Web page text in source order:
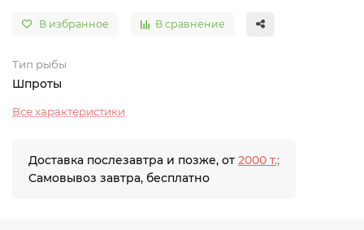
В избранное В сравнение
Тип рыбы
Шпроты
Все характеристики
Доставка послезавтра и позже, от 2000 т.;
Самовывоз завтра, бесплатно